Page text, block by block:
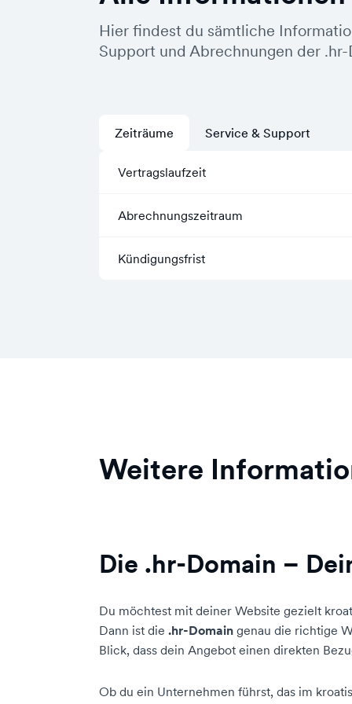
Hier findest du sämtliche
Support und Abrechnungen der .hr-
Zeiträume
Vertragslaufzeit
Abrechnungszeitraum
Kündigungsfrist
Service & Support
Weitere
Die .hr-Domain –
Du möchtest mit deiner Website gezielt
Dann ist die .hr-Domain genau die richtige
Blick, dass dein Angebot einen direkten
Ob du ein Unternehmen führst, das im